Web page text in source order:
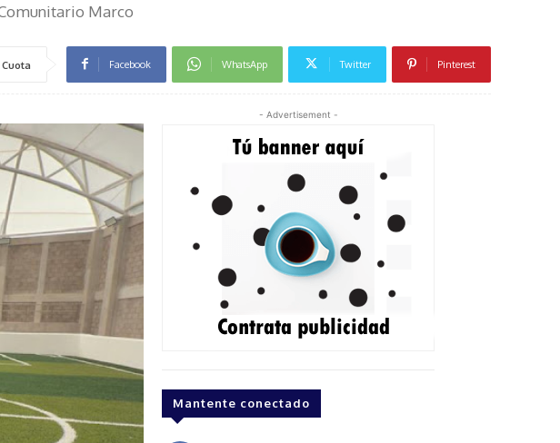
Marco
Cuota Facebook WhatsApp Twitter Pinterest
- Advertisement -
Mantente conectado